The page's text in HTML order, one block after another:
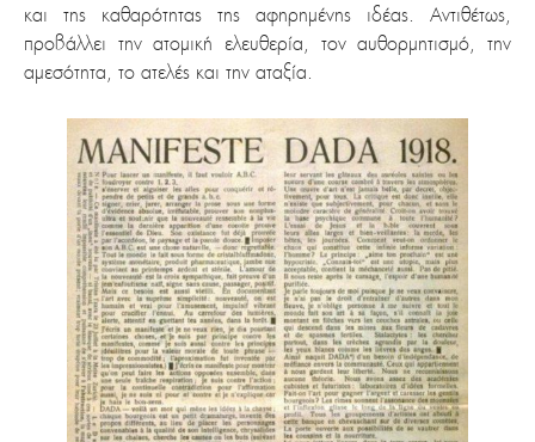
και της καθαρότητας της αφηρημένης ιδέας. Αντιθέτως,
προβάλλει την ατομική ελευθερία, τον αυθορμητισμό, την
αμεσότητα, το ατελές και την αταξία.